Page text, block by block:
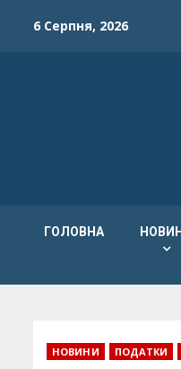
6 Серпня, 2026
ГОЛОВНА
НОВИНИ ПОДАТКИ